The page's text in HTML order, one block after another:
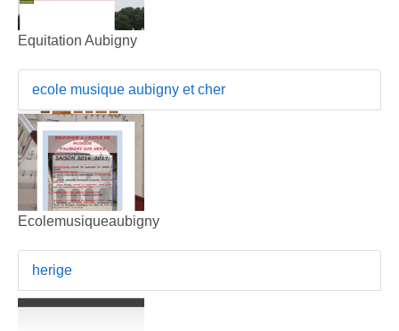
Equitation Aubigny
ecole musique aubigny et cher
Ecolemusiqueaubigny
herige